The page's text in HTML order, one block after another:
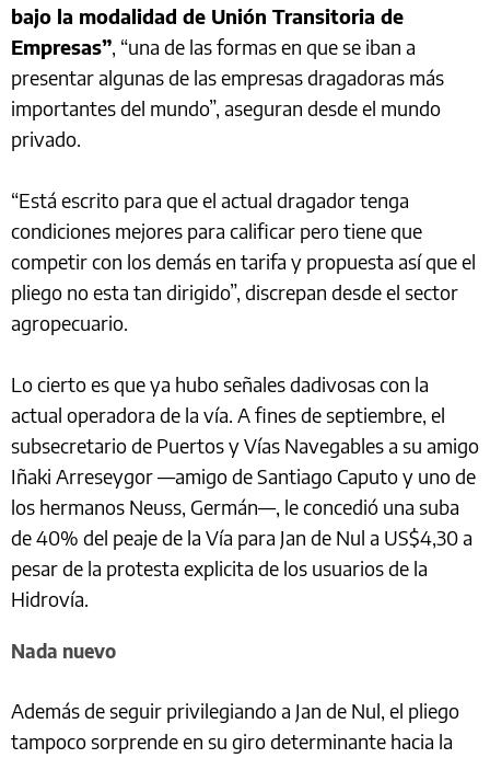
bajo la modalidad de Unión Transitoria de
Empresas”, “una de las formas en que se iban a
presentar algunas de las empresas dragadoras más
importantes del mundo”, aseguran desde el mundo
privado.
“Está escrito para que el actual dragador tenga
condiciones mejores para calificar pero tiene que
competir con los demás en tarifa y propuesta así que el
pliego no esta tan dirigido”, discrepan desde el sector
agropecuario.
Lo cierto es que ya hubo señales dadivosas con la
actual operadora de la vía. A fines de septiembre, el
subsecretario de Puertos y Vías Navegables a su amigo
Iñaki Arreseygor —amigo de Santiago Caputo y uno de
los hermanos Neuss, Germán—, le concedió una suba
de 40% del peaje de la Vía para Jan de Nul a US$4,30 a
pesar de la protesta explicita de los usuarios de la
Hidrovía.
Nada nuevo
Además de seguir privilegiando a Jan de Nul, el pliego
tampoco sorprende en su giro determinante hacia la